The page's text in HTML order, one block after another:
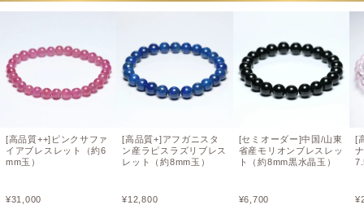
[高品質++]ピンクサファ
イアブレスレット（約6
mm玉）
¥31,000
[高品質+]アフガニスタ
ン産ラピスラズリブレス
レット（約8mm玉）
¥12,800
[セミオーダー]中国/山東
省産モリオンブレスレッ
ト（約8mm黒水晶玉）
¥6,700
[
¥